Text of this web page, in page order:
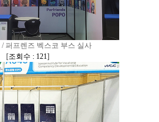
/ 퍼프렌즈 벡스코 부스 실사
[조회수 : 121]